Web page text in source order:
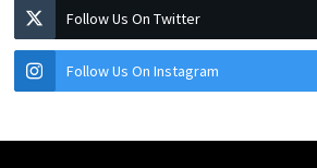
Follow Us On Twitter
Follow Us On Instagram